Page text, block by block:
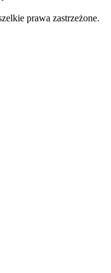
prawa zastrzeżone.